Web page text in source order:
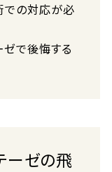
での対応が必
ゼで後悔する
ーゼの飛